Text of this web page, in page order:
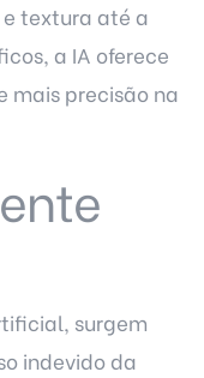
textura até a
a IA oferece
mais precisão na
surgem
indevido da